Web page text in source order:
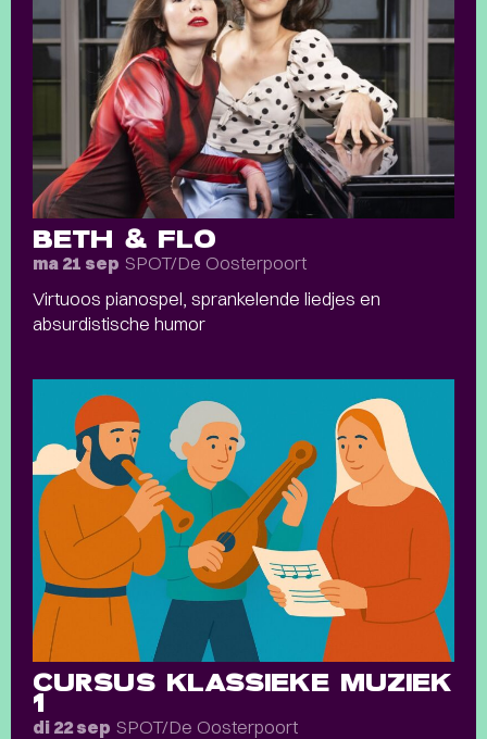
BETH & FLO
ma 21 sep SPOT/De Oosterpoort
Virtuoos pianospel, sprankelende liedjes en
absurdistische humor
CURSUS KLASSIEKE MUZIEK
1
di 22 sep SPOT/De Oosterpoort